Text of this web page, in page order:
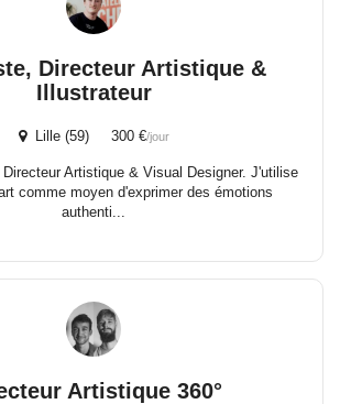
Directeur Artistique &
Illustrateur
Lille (59) 300 €/jour
Artistique & Visual Designer. J'utilise
comme moyen d'exprimer des émotions
authenti...
Artistique 360°